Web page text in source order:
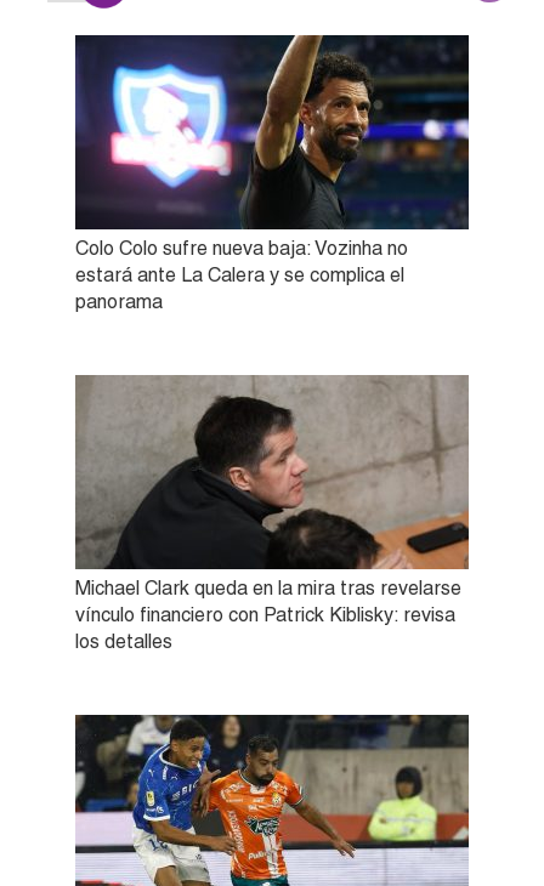
Colo Colo sufre nueva baja: Vozinha no
estará ante La Calera y se complica el
panorama
Michael Clark queda en la mira tras revelarse
vínculo financiero con Patrick Kiblisky: revisa
los detalles